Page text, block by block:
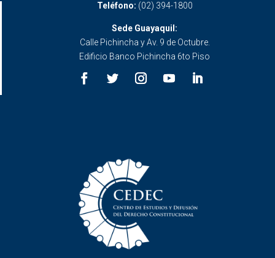
Teléfono: (02) 394-1800
Sede Guayaquil:
Calle Pichincha y Av. 9 de Octubre.
Edificio Banco Pichincha 6to Piso